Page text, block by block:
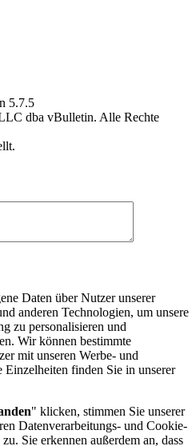
5.7.5
dba vBulletin. Alle Rechte
Daten über Nutzer unserer
anderen Technologien, um unsere
zu personalisieren und
Wir können bestimmte
mit unseren Werbe- und
finden Sie in unserer
" klicken, stimmen Sie unserer
Datenverarbeitungs- und Cookie-
Sie erkennen außerdem an, dass